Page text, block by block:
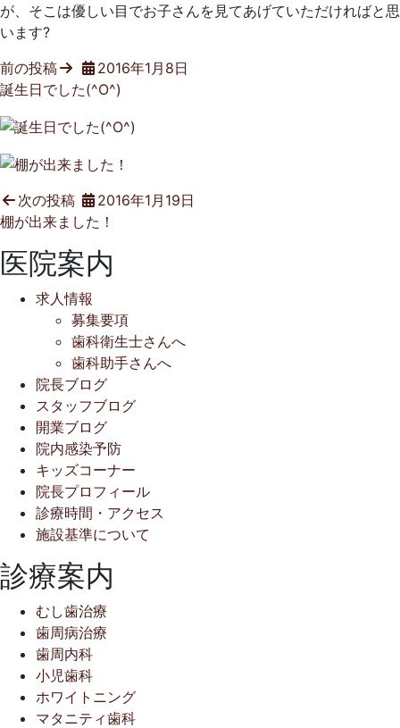
が、そこは優しい目でお子さんを見てあげていただければと思
います?
前の投稿
2016年1月8日
誕生日でした(^O^)
次の投稿
2016年1月19日
棚が出来ました！
医院案内
求人情報
募集要項
歯科衛生士さんへ
歯科助手さんへ
院長ブログ
スタッフブログ
開業ブログ
院内感染予防
キッズコーナー
院長プロフィール
診療時間・アクセス
施設基準について
診療案内
むし歯治療
歯周病治療
歯周内科
小児歯科
ホワイトニング
マタニティ歯科